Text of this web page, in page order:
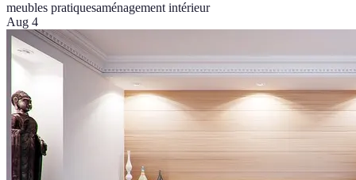
meubles pratiquesaménagement intérieur
Aug 4